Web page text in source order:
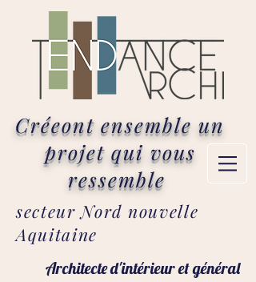
Créeont ensemble un
projet qui vous
ressemble
secteur Nord nouvelle
Aquitaine
Architecte d'intérieur et général